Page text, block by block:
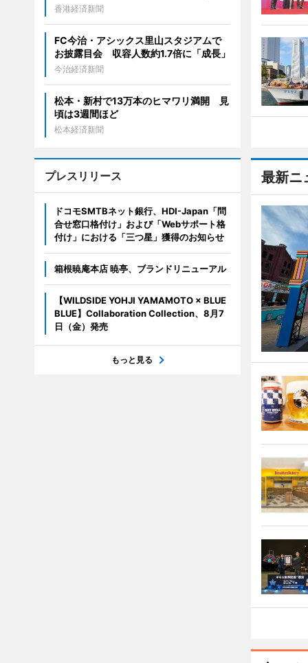
最新ニ
香港経済新聞
FC今治・アシックス里山スタジアムで
お披露目会 収容人数約1.7倍に「成長」
今治経済新聞
松本・新村で13万本のヒマワリ満開 見
頃は3週間ほど
松本経済新聞
プレスリリース
ドコモSMTBネット銀行、HDI-Japan「問
合せ窓口格付け」および「Webサポート格
付け」における「三つ星」獲得のお知らせ
箱根暁庵本店 暁亭、ブランドリニューアル
【WILDSIDE YOHJI YAMAMOTO × BLUE
BLUE】Collaboration Collection、8月7
日（金）発売
もっと見る